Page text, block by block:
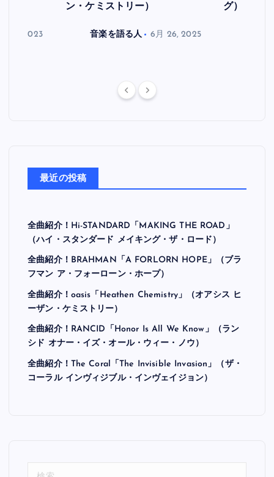
30, 2023
ン・ケミストリー）
音楽を語る人 6月 26, 2025
グ）
最近の投稿
全曲紹介！Hi-STANDARD「MAKING THE ROAD」
（ハイ・スタンダード メイキング・ザ・ロード）
全曲紹介！BRAHMAN「A FORLORN HOPE」（ブラ
フマン ア・フォーローン・ホープ）
全曲紹介！oasis「Heathen Chemistry」（オアシス ヒ
ーザン・ケミストリー）
全曲紹介！RANCID「Honor Is All We Know」（ラン
シド オナー・イズ・オール・ウィー・ノウ）
全曲紹介！The Coral「The Invisible Invasion」（ザ・
コーラル インヴィジブル・インヴェイジョン）